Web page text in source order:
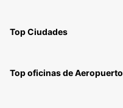
Top Ciudades
Top oficinas de Aeropuerto